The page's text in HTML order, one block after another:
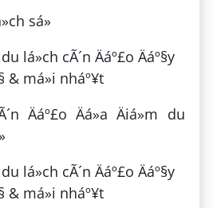
sá»­
Äáº£o Äá»a Äiá»m du